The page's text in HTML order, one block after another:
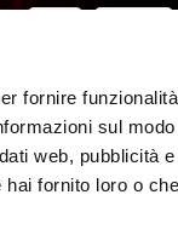
fornire
sul
web, pubblicità
fornito loro o
di credito
“Biasin SRL”